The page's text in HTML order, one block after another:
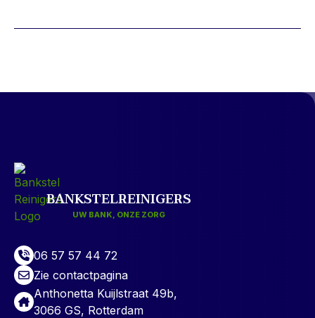
BANKSTELREINIGERS
UW BANK, ONZE ZORG
06 57 57 44 72
Zie contactpagina
Anthonetta Kuijlstraat 49b,
3066 GS, Rotterdam